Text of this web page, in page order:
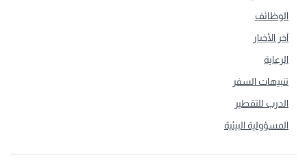
الوظائف
آخر الأخبار
الرعاية
تنبيهات السفر
الدرب للتقطير
المسؤولية البيئية